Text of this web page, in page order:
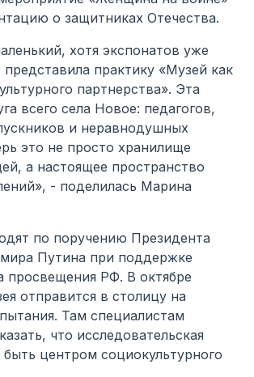
о защитниках Отечества.
хотя экспонатов уже
практику «Музей как
партнерства». Эта
всего села Новое: педагогов,
и неравнодушных
это не просто хранилище
а настоящее пространство
- поделилась Марина
по поручению Президента
Путина при поддержке
просвещения РФ. В октябре
отправится в столицу на
Там специалистам
что исследовательская
центром социокультурного